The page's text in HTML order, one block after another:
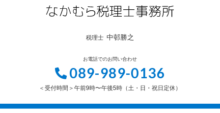
税理士 中邨勝之
お電話でのお問い合わせ
089-989-0136
＜受付時間＞午前9時〜午後5時（土・日・祝日定休）